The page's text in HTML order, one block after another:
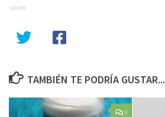
SHARE
TAMBIÉN TE PODRÍA GUSTAR...
0